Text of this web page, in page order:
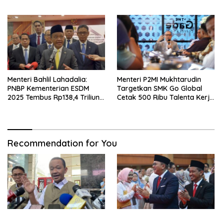
Menteri Bahlil Lahadalia:
PNBP Kementerian ESDM
2025 Tembus Rp138,4 Triliun,
Menteri P2MI Mukhtarudin
Targetkan SMK Go Global
Cetak 500 Ribu Talenta Kerja
Recommendation for You